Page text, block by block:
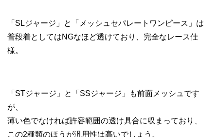
「SLジャージ」と「メッシュセパレートワンピース」は
普段着としてはNGなほど透けており、完全なレース仕
様。
「STジャージ」と「SSジャージ」も前面メッシュです
が、
薄い色でなければ許容範囲の透け具合に収まっており、
この2種類のほうが汎用性は高いでしょう。